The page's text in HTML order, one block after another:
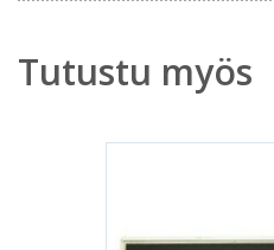
Tutustu myös